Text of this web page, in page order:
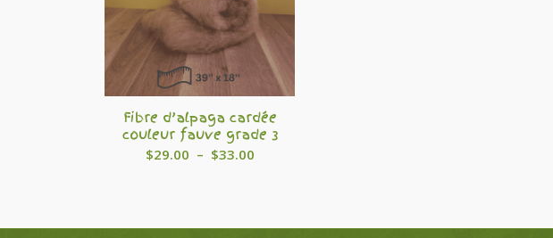
Fibre d’alpaga cardée
couleur fauve grade 3
$29.00 – $33.00Plage